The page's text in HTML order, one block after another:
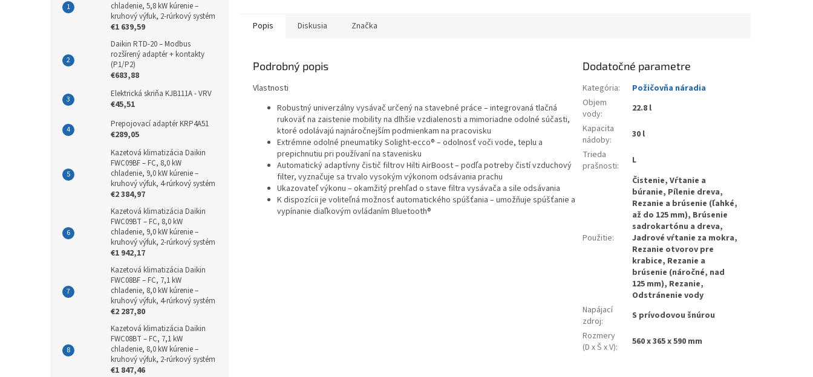
chladenie, 5,8 kW kúrenie –
kruhový výfuk, 2-rúrkový systém
€1 639,59
Daikin RTD-20 – Modbus
rozšírený adaptér + kontakty
(P1/P2)
€683,88
Elektrická skriňa KJB111A - VRV
€45,51
Prepojovací adaptér KRP4A51
€289,05
Kazetová klimatizácia Daikin
FWC09BF – FC, 8,0 kW
chladenie, 9,0 kW kúrenie –
kruhový výfuk, 4-rúrkový systém
€2 384,97
Kazetová klimatizácia Daikin
FWC09BT – FC, 8,0 kW
chladenie, 9,0 kW kúrenie –
kruhový výfuk, 2-rúrkový systém
€1 942,17
Kazetová klimatizácia Daikin
FWC08BF – FC, 7,1 kW
chladenie, 8,0 kW kúrenie –
kruhový výfuk, 4-rúrkový systém
€2 287,80
Kazetová klimatizácia Daikin
FWC08BT – FC, 7,1 kW
chladenie, 8,0 kW kúrenie –
kruhový výfuk, 2-rúrkový systém
€1 847,46
Popis Diskusia Značka
Podrobný popis
Vlastnosti
Robustný univerzálny vysávač určený na stavebné práce – integrovaná tlačná
rukoväť na zaistenie mobility na dlhšie vzdialenosti a mimoriadne odolné súčasti,
ktoré odolávajú najnáročnejším podmienkam na pracovisku
Extrémne odolné pneumatiky Solight-ecco® – odolnosť voči vode, teplu a
prepichnutiu pri používaní na stavenisku
Automatický adaptívny čistič filtrov Hilti AirBoost – podľa potreby čistí vzduchový
filter, vyznačuje sa trvalo vysokým výkonom odsávania prachu
Ukazovateľ výkonu – okamžitý prehľad o stave filtra vysávača a sile odsávania
K dispozícii je voliteľná možnosť automatického spúšťania – umožňuje spúšťanie a
vypínanie diaľkovým ovládaním Bluetooth®
Dodatočné parametre
Kategória:
Požičovňa náradia
Objem
vody:
22.8 l
Kapacita
nádoby:
30 l
Trieda
prašnosti: L
Použitie:
Čistenie, Vŕtanie a
búranie, Pílenie dreva,
Rezanie a brúsenie (ľahké,
až do 125 mm), Brúsenie
sadrokartónu a dreva,
Jadrové vŕtanie za mokra,
Rezanie otvorov pre
krabice, Rezanie a
brúsenie (náročné, nad
125 mm), Rezanie,
Odstránenie vody
Napájací
zdroj:
S prívodovou šnúrou
Rozmery
(D x Š x V): 560 x 365 x 590 mm